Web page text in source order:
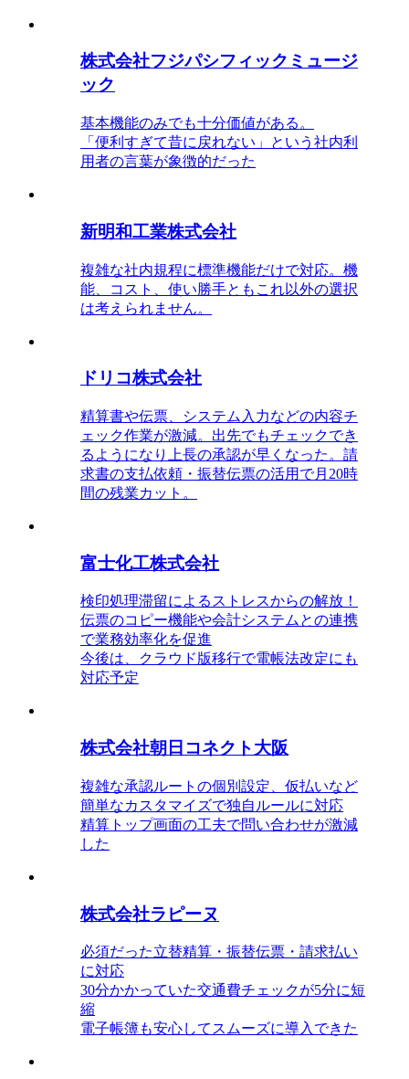
株式会社フジパシフィックミュージ
ック
基本機能のみでも十分価値がある。
「便利すぎて昔に戻れない」という社内利
用者の言葉が象徴的だった
新明和工業株式会社
複雑な社内規程に標準機能だけで対応。機
能、コスト、使い勝手ともこれ以外の選択
は考えられません。
ドリコ株式会社
精算書や伝票、システム入力などの内容チ
ェック作業が激減。出先でもチェックでき
るようになり上長の承認が早くなった。請
求書の支払依頼・振替伝票の活用で月20時
間の残業カット。
富士化工株式会社
検印処理滞留によるストレスからの解放！
伝票のコピー機能や会計システムとの連携
で業務効率化を促進
今後は、クラウド版移行で電帳法改定にも
対応予定
株式会社朝日コネクト大阪
複雑な承認ルートの個別設定、仮払いなど
簡単なカスタマイズで独自ルールに対応
精算トップ画面の工夫で問い合わせが激減
した
株式会社ラピーヌ
必須だった立替精算・振替伝票・請求払い
に対応
30分かかっていた交通費チェックが5分に短
縮
電子帳簿も安心してスムーズに導入できた